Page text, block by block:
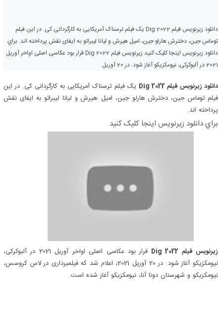
دانلود زیرنویس فیلم Dig 2022 یک فیلم ترسناک آمریکایی به کارگردانی کی. در این فیلم
توماس جین، دخترش هارلو جین، امیل هیرش و لیانا لیبراتو به ایفای نقش پرداخته اند. براي
دانلود زيرنويس اينجا کليک کنيد زیرنویس فیلم Dig 2022 قرار بود عکاسی اصلی اواخر آوریل
2021 در آلبوکرکی، نیومکزیکو آغاز شود. در 20 آوریل
دانلود زیرنویس فیلم Dig 2022
یک فیلم ترسناک آمریکایی به کارگردانی کی. در این
فیلم توماس جین، دخترش هارلو جین، امیل هیرش و لیانا لیبراتو به ایفای نقش
پرداخته اند.
براي دانلود زيرنويس اينجا کليک کنيد
زیرنویس فیلم Dig 2022
قرار بود عکاسی اصلی اواخر آوریل 2021 در آلبوکرکی،
نیومکزیکو آغاز شود. در 20 آوریل 2021، اعلام شد که فیلمبرداری در لاس کروسس،
نیومکزیکو و شهرستان دونا آنا، نیومکزیکو آغاز شده است.